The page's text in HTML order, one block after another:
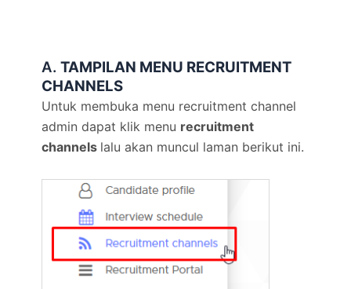
A. TAMPILAN MENU RECRUITMENT
CHANNELS
Untuk membuka menu recruitment channel
admin dapat klik menu recruitment
channels lalu akan muncul laman berikut ini.